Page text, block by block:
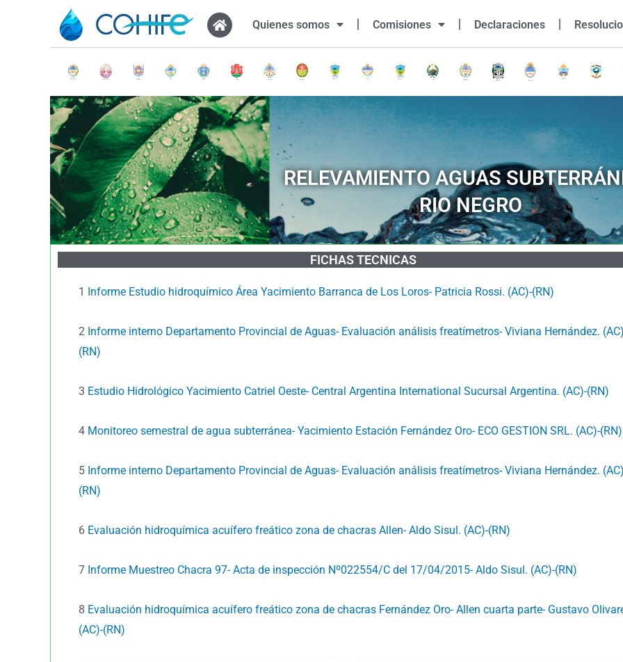
Quienes somos Comisiones Declaraciones
RELEVAMIENTO AGUAS
RIO NEGRO
FICHAS TECNICAS
1 Informe Estudio hidroquímico Área Yacimiento Barranca de Los Loros- Patricia Rossi. (AC)-(RN)
2 Informe interno Departamento Provincial de Aguas- Evaluación análisis freatímetros- Viviana Hernández.
(RN)
3 Estudio Hidrológico Yacimiento Catriel Oeste- Central Argentina International Sucursal Argentina. (AC)-(RN)
4 Monitoreo semestral de agua subterránea- Yacimiento Estación Fernández Oro- ECO GESTION SRL. (AC)-(RN)
5 Informe interno Departamento Provincial de Aguas- Evaluación análisis freatímetros- Viviana Hernández.
(RN)
6 Evaluación hidroquímica acuífero freático zona de chacras Allen- Aldo Sisul. (AC)-(RN)
7 Informe Muestreo Chacra 97- Acta de inspección Nº022554/C del 17/04/2015- Aldo Sisul. (AC)-(RN)
8 Evaluación hidroquímica acuífero freático zona de chacras Fernández Oro- Allen cuarta parte- Gustavo
(AC)-(RN)